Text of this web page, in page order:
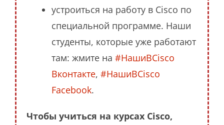
устроиться на работу в Cisco по
специальной программе. Наши
студенты, которые уже работают
там: жмите на #НашиВCisco
Вконтакте, #НашиВCisco
Facebook.
Чтобы учиться на курсах Cisco,